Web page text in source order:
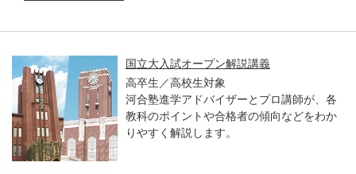
国立大入試オープン解説講義
高卒生／高校生対象
河合塾進学アドバイザーとプロ講師が、各
教科のポイントや合格者の傾向などをわか
りやすく解説します。